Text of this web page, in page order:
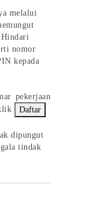
melalui
Hindari
nomor
kepada
pekerjaan
Daftar
dipungut
tindak